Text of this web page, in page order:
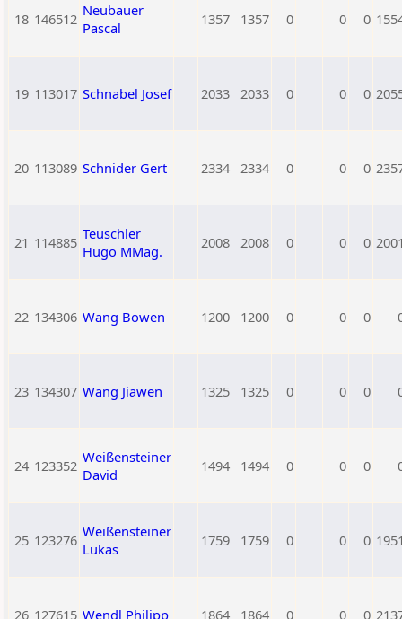
18 146512 Neubauer
Pascal
1357 1357 0 0 0
19 113017 Schnabel Josef 2033 2033 0 0 0
20 113089 Schnider Gert 2334 2334 0 0 0
21 114885 Teuschler
Hugo MMag.
2008 2008 0 0 0
22 134306 Wang Bowen 1200 1200 0 0 0
23 134307 Wang Jiawen 1325 1325 0 0 0
24 123352 Weißensteiner
David
1494 1494 0 0 0
25 123276 Weißensteiner
Lukas
1759 1759 0 0 0
26 127615 Wendl Philipp 1864 1864 0 0 0